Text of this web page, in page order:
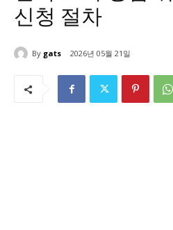
신청 절차
By gats 2026년 05월 21일